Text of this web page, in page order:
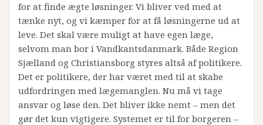
for at finde ægte løsninger. Vi bliver ved med at
tænke nyt, og vi kæmper for at få løsningerne ud at
leve. Det skal være muligt at have egen læge,
selvom man bor i Vandkantsdanmark. Både Region
Sjælland og Christiansborg styres altså af politikere.
Det er politikere, der har været med til at skabe
udfordringen med lægemanglen. Nu må vi tage
ansvar og løse den. Det bliver ikke nemt – men det
gør det kun vigtigere. Systemet er til for borgeren –